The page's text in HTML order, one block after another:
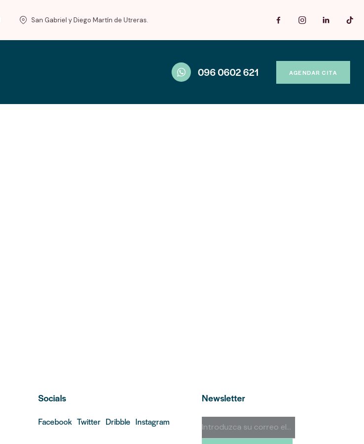
San Gabriel y Diego Martín de Utreras.
096 0602 621 AGENDAR CITA
Socials
Facebook Twitter Dribble Instagram
Newsletter